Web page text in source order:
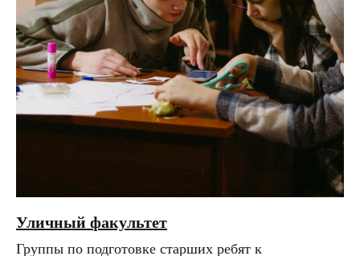
Уличный факультет
Группы по подготовке старших ребят к